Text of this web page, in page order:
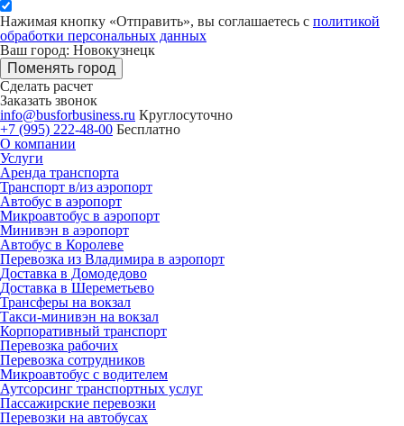
Нажимая кнопку «Отправить», вы соглашаетесь с политикой
обработки персональных данных
Ваш город: Новокузнецк
Поменять город
Сделать расчет
Заказать звонок
info@busforbusiness.ru Круглосуточно
+7 (995) 222-48-00 Бесплатно
О компании
Услуги
Аренда транспорта
Транспорт в/из аэропорт
Автобус в аэропорт
Микроавтобус в аэропорт
Минивэн в аэропорт
Автобус в Королеве
Перевозка из Владимира в аэропорт
Доставка в Домодедово
Доставка в Шереметьево
Трансферы на вокзал
Такси-минивэн на вокзал
Корпоративный транспорт
Перевозка рабочих
Перевозка сотрудников
Микроавтобус с водителем
Аутсорсинг транспортных услуг
Пассажирские перевозки
Перевозки на автобусах